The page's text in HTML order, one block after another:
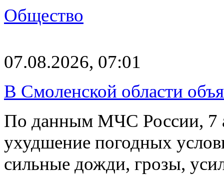
Общество
07.08.2026, 07:01
В Смоленской области
По данным МЧС России, 7
ухудшение погодных
сильные дожди, грозы,